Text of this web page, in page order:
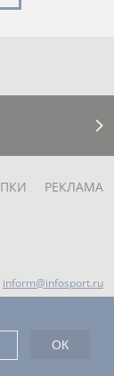
РЕКЛАМА
inform@infosport.ru